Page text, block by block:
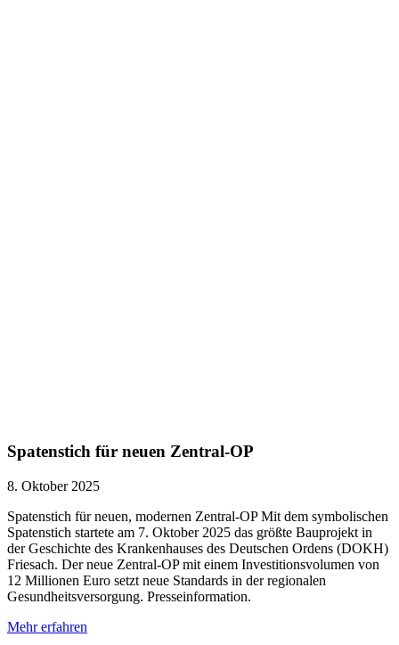
Spatenstich für neuen Zentral-OP
8. Oktober 2025
Spatenstich für neuen, modernen Zentral-OP Mit dem symbolischen
Spatenstich startete am 7. Oktober 2025 das größte Bauprojekt in
der Geschichte des Krankenhauses des Deutschen Ordens (DOKH)
Friesach. Der neue Zentral-OP mit einem Investitionsvolumen von
12 Millionen Euro setzt neue Standards in der regionalen
Gesundheitsversorgung. Presseinformation.
Mehr erfahren